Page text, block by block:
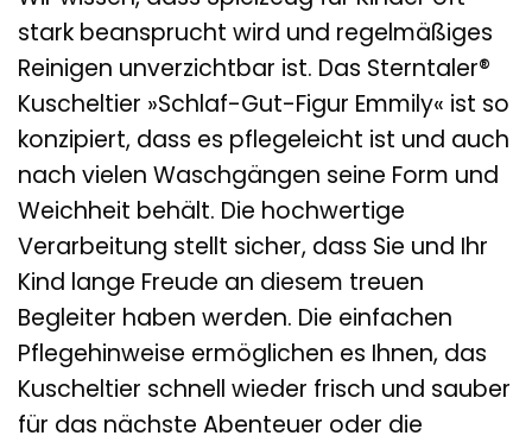
stark beansprucht wird und regelmäßiges
Reinigen unverzichtbar ist. Das Sterntaler®
Kuscheltier »Schlaf-Gut-Figur Emmily« ist so
konzipiert, dass es pflegeleicht ist und auch
nach vielen Waschgängen seine Form und
Weichheit behält. Die hochwertige
Verarbeitung stellt sicher, dass Sie und Ihr
Kind lange Freude an diesem treuen
Begleiter haben werden. Die einfachen
Pflegehinweise ermöglichen es Ihnen, das
Kuscheltier schnell wieder frisch und sauber
für das nächste Abenteuer oder die